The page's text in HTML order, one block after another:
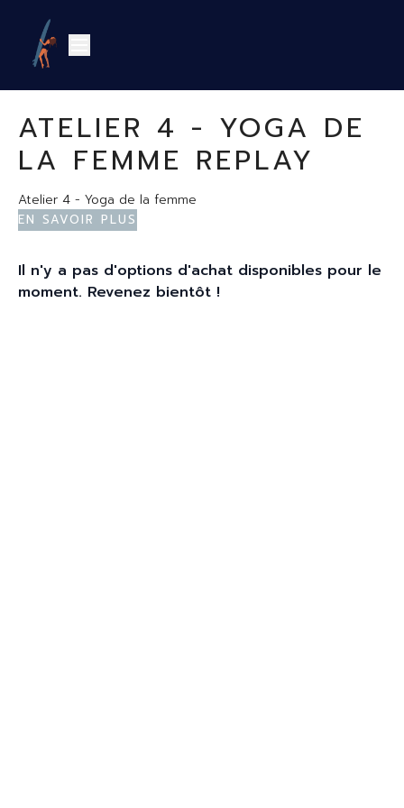
ATELIER 4 - YOGA DE
LA FEMME REPLAY
Atelier 4 - Yoga de la femme
En savoir plus
Il n'y a pas d'options d'achat disponibles pour le
moment. Revenez bientôt !